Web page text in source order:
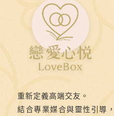
驚
喜
重新定義高端交友。
結合專業媒合與靈性引導